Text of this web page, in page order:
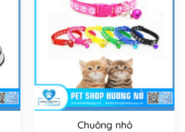
Chuông nhỏ